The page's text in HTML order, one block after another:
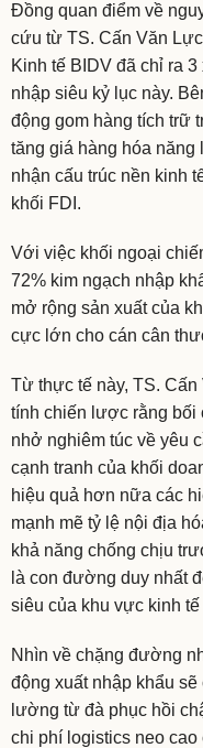
Đồng quan điểm về
cứu từ TS. Cấn Văn
Kinh tế BIDV đã chỉ ra
nhập siêu kỷ lục này.
động gom hàng tích trữ
tăng giá hàng hóa
nhận cấu trúc nền kinh
khối FDI.
Với việc khối ngoại
72% kim ngạch nhập
mở rộng sản xuất của
cực lớn cho cán cân
Từ thực tế này, TS.
tính chiến lược rằng bối
nhở nghiêm túc về yêu
cạnh tranh của khối
hiệu quả hơn nữa các
mạnh mẽ tỷ lệ nội địa
khả năng chống chịu
là con đường duy nhất
siêu của khu vực kinh
Nhìn về chặng đường
động xuất nhập khẩu
lường từ đà phục hồi
chi phí logistics neo